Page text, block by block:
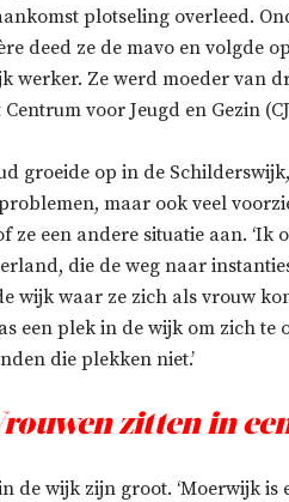
plotseling overleed.
deed ze de mavo en volgde
werker. Ze werd moeder van
voor Jeugd en Gezin
groeide op in de
maar ook veel
ze een andere situatie aan.
die de weg naar
wijk waar ze zich als vrouw
een plek in de wijk om zich
die plekken niet.’
zitten in
de wijk zijn groot. ‘Moerwijk is